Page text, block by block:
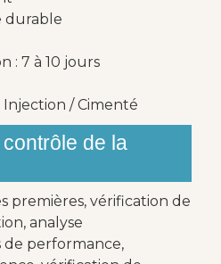
durable
: 7 à 10 jours
/ Cimenté
de la
premières, vérification de
analyse
de performance,